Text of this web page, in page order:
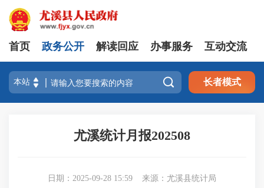
首页 政务公开 解读回应 办事服务 互动交流
 长者模式
尤溪统计月报202508
日期：2025-09-28 15:59 来源：尤溪县统计局